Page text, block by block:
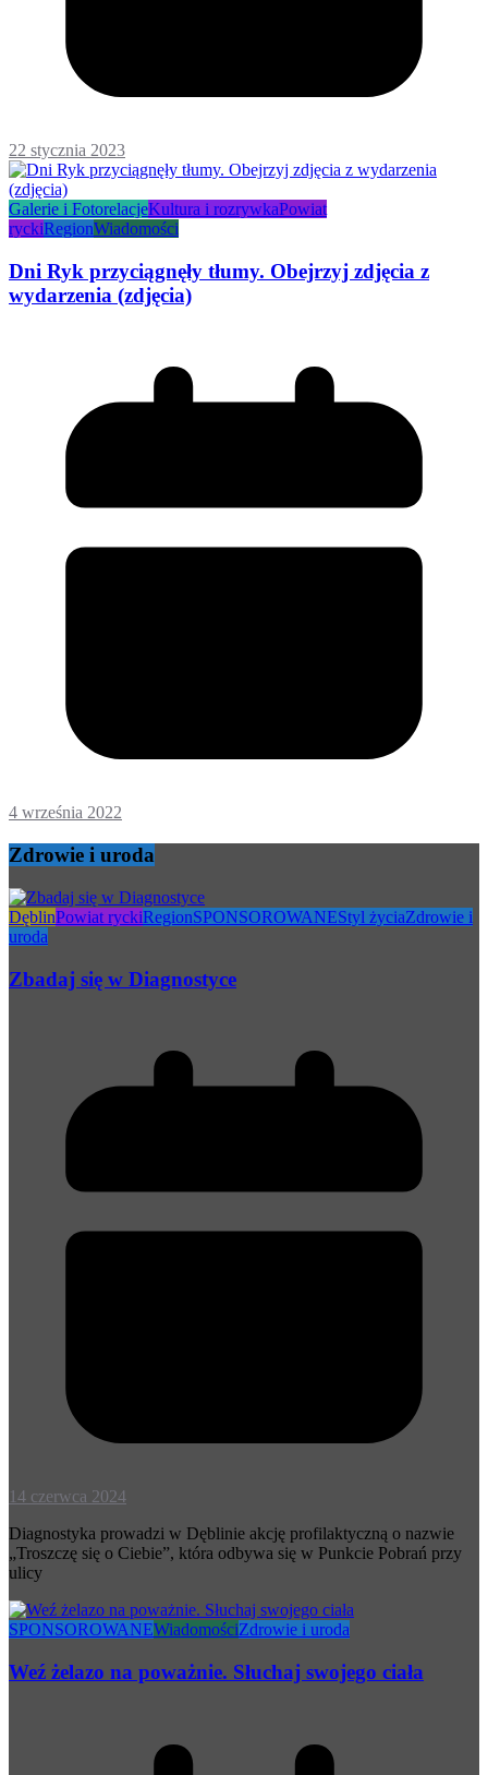
22 stycznia 2023
Galerie i FotorelacjeKultura i rozrywkaPowiat
ryckiRegionWiadomości
Dni Ryk przyciągnęły tłumy. Obejrzyj zdjęcia z
wydarzenia (zdjęcia)
4 września 2022
Zdrowie i uroda
DęblinPowiat ryckiRegionSPONSOROWANEStyl życiaZdrowie i
uroda
Zbadaj się w Diagnostyce
14 czerwca 2024
Diagnostyka prowadzi w Dęblinie akcję profilaktyczną o nazwie
„Troszczę się o Ciebie”, która odbywa się w Punkcie Pobrań przy
ulicy
SPONSOROWANEWiadomościZdrowie i uroda
Weź żelazo na poważnie. Słuchaj swojego ciała